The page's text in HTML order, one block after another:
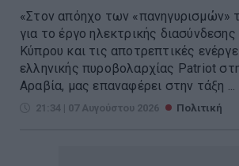
«Στον απόηχο των «πανηγυρισμών»
για το έργο ηλεκτρικής
Κύπρου και τις αποτρεπτικές
ελληνικής πυροβολαρχίας Patriot
Αραβία, μας επαναφέρει στην τάξη ...
21:34 | 07 Αυγούστου 2026 Πολιτική